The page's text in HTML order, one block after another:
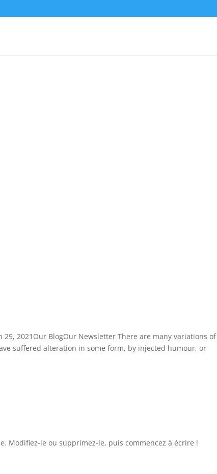
2021Our BlogOur Newsletter There are many variations of
suffered alteration in some form, by injected humour, or
Modifiez-le ou supprimez-le, puis commencez à écrire !